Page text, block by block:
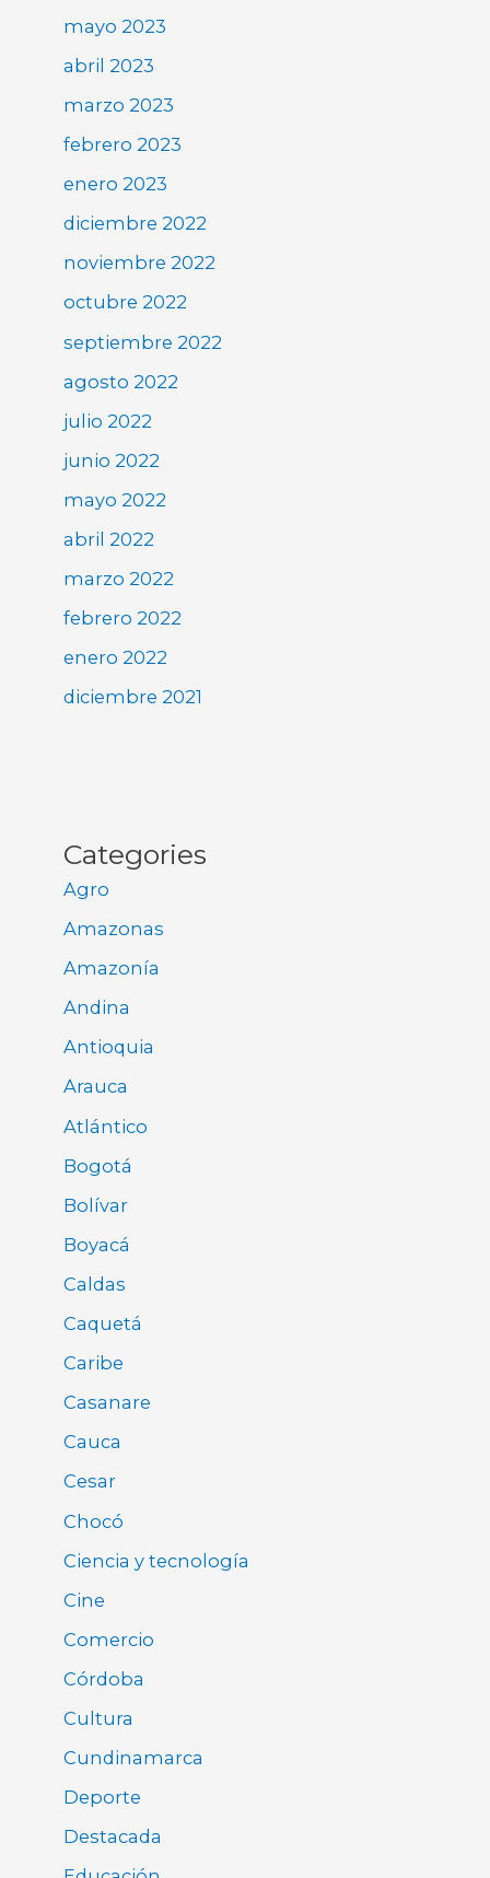
mayo 2023
abril 2023
marzo 2023
febrero 2023
enero 2023
diciembre 2022
noviembre 2022
octubre 2022
septiembre 2022
agosto 2022
julio 2022
junio 2022
mayo 2022
abril 2022
marzo 2022
febrero 2022
enero 2022
diciembre 2021
Categories
Agro
Amazonas
Amazonía
Andina
Antioquia
Arauca
Atlántico
Bogotá
Bolívar
Boyacá
Caldas
Caquetá
Caribe
Casanare
Cauca
Cesar
Chocó
Ciencia y tecnología
Cine
Comercio
Córdoba
Cultura
Cundinamarca
Deporte
Destacada